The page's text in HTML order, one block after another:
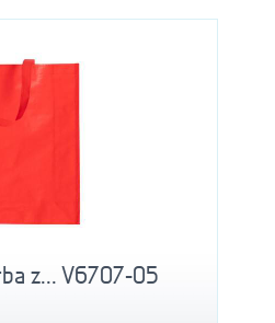
z... V6707-05